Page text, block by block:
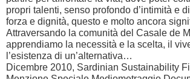
propri talenti, senso profondo d’intimità e
forza e dignità, questo e molto ancora
Attraversando la comunità del Casale de
apprendiamo la necessità e la scelta, il
l’esistenza di un’alternativa…
Dicembre 2010, Sardinian Sustainability